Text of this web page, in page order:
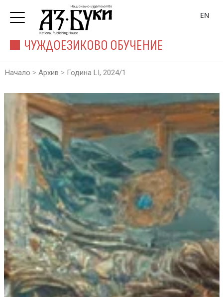
ЧУЖДОЕЗИКОВО ОБУЧЕНИЕ
EN
Начало > Архив > Година LI, 2024/1